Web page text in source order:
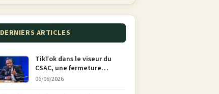
DERNIERS ARTICLES
TikTok dans le viseur du
CSAC, une fermeture
envisagée pour contrer la
06/08/2026